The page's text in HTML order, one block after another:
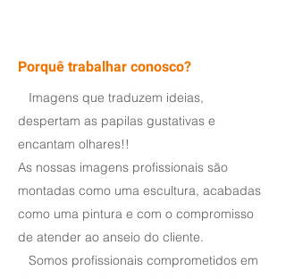
Porquê trabalhar conosco?
Imagens que traduzem ideias,
despertam as papilas gustativas e
encantam olhares!!
As nossas imagens profissionais são
montadas como uma escultura, acabadas
como uma pintura e com o compromisso
de atender ao anseio do cliente.
Somos profissionais comprometidos em